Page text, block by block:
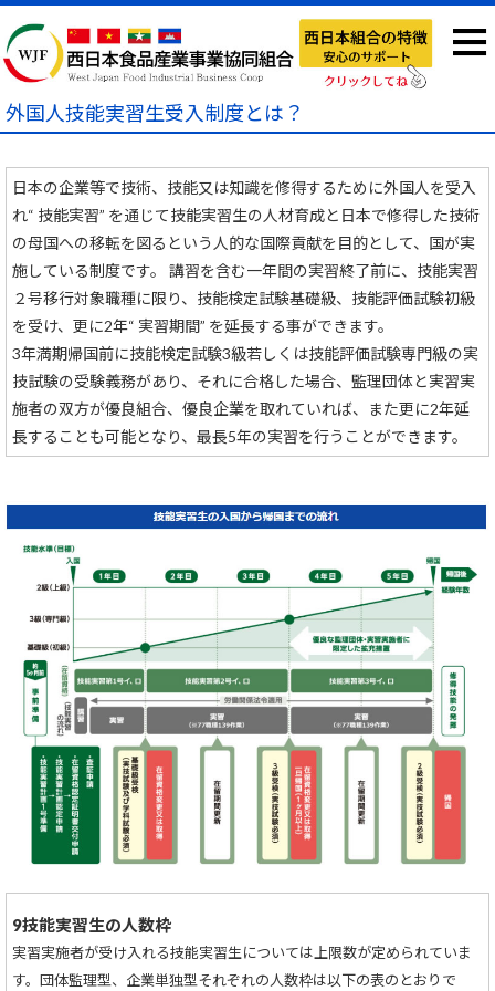
外国人技能実習生受入制度とは？
日本の企業等で技術、技能又は知識を修得するために外国人を受入
れ“ 技能実習” を通じて技能実習生の人材育成と日本で修得した技術
の母国への移転を図るという人的な国際貢献を目的として、国が実
施している制度です。 講習を含む一年間の実習終了前に、技能実習
２号移行対象職種に限り、技能検定試験基礎級、技能評価試験初級
を受け、更に2年“ 実習期間” を延⾧する事ができます。
3年満期帰国前に技能検定試験3級若しくは技能評価試験専門級の実
技試験の受験義務があり、それに合格した場合、監理団体と実習実
施者の双方が優良組合、優良企業を取れていれば、また更に2年延
⾧することも可能となり、最⾧5年の実習を行うことができます。
9技能実習生の人数枠
実習実施者が受け入れる技能実習生については上限数が定められていま
す。団体監理型、企業単独型それぞれの人数枠は以下の表のとおりで